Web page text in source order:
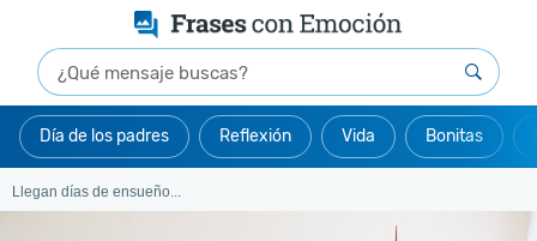
Día de los padres Reflexión Vida Bonitas
Llegan días de ensueño...